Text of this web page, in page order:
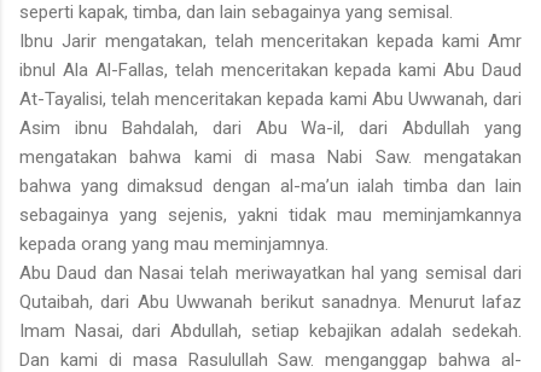
seperti kapak, timba, dan lain sebagainya yang semisal.
Ibnu Jarir mengatakan, telah menceritakan kepada kami Amr
ibnul Ala Al-Fallas, telah menceritakan kepada kami Abu Daud
At-Tayalisi, telah menceritakan kepada kami Abu Uwwanah, dari
Asim ibnu Bahdalah, dari Abu Wa-il, dari Abdullah yang
mengatakan bahwa kami di masa Nabi Saw. mengatakan
bahwa yang dimaksud dengan al-ma’un ialah timba dan lain
sebagainya yang sejenis, yakni tidak mau meminjamkannya
kepada orang yang mau meminjamnya.
Abu Daud dan Nasai telah meriwayatkan hal yang semisal dari
Qutaibah, dari Abu Uwwanah berikut sanadnya. Menurut lafaz
Imam Nasai, dari Abdullah, setiap kebajikan adalah sedekah.
Dan kami di masa Rasulullah Saw. menganggap bahwa al-